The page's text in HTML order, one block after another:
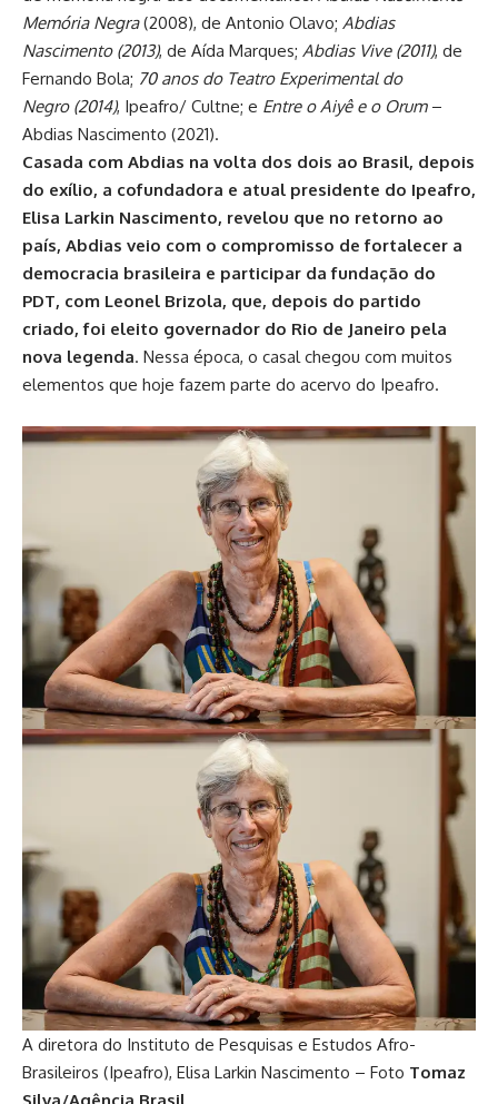
Memória Negra(2008), de Antonio Olavo; Abdias
Nascimento (2013), de Aída Marques; Abdias Vive (2011), de
Fernando Bola; 70 anos do Teatro Experimental do
Negro (2014), Ipeafro/ Cultne; e Entre o Aiyê e o Orum–
Abdias Nascimento (2021).
Casada com Abdias na volta dos dois ao Brasil, depois
do exílio, a cofundadora e atual presidente do Ipeafro,
Elisa Larkin Nascimento, revelou que no retorno ao
país, Abdias veio com o compromisso de fortalecer a
democracia brasileira e participar da fundação do
PDT, com Leonel Brizola, que, depois do partido
criado, foi eleito governador do Rio de Janeiro pela
nova legenda. Nessa época, o casal chegou com muitos
elementos que hoje fazem parte do acervo do Ipeafro.
A diretora do Instituto de Pesquisas e Estudos Afro-
Brasileiros (Ipeafro), Elisa Larkin Nascimento – Foto Tomaz